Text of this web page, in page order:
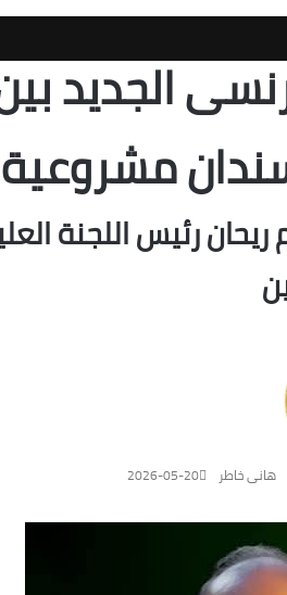
الجديد
مشروعية
رئيس اللجنة العليا
هانى خاطر 2026-05-20